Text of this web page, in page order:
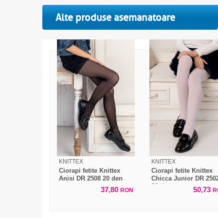
Alte produse asemanatoare
KNITTEX
Ciorapi fetite Knittex
Anisi DR 2508 20 den
37,80 RON
KNITTEX
Ciorapi fetite Knittex
Chicca Junior DR
30 den
50,73